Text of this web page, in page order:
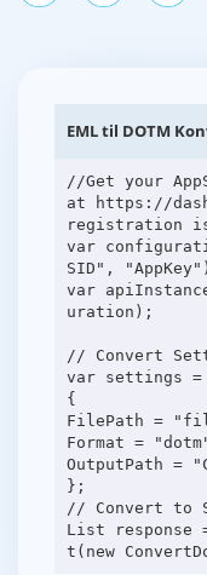
EML til DOTM
//Get your
at https://
registration
var
SID",
var
uration);
// Convert
var settings =
{
FilePath =
Format =
OutputPath =
};
// Convert to
List response